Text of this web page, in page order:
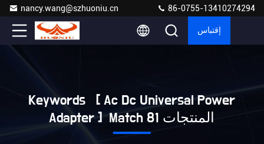
nancy.wang@szhuoniu.cn 86-0755-13410274294
إقتباس
Keywords [ Ac Dc Universal Power
Adapter ] Match 81 المنتجات